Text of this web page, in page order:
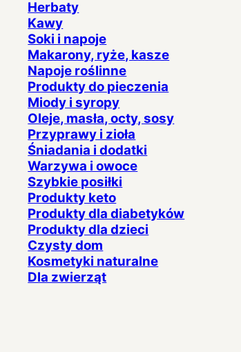
Herbaty
Kawy
Soki i napoje
Makarony, ryże, kasze
Napoje roślinne
Produkty do pieczenia
Miody i syropy
Oleje, masła, octy, sosy
Przyprawy i zioła
Śniadania i dodatki
Warzywa i owoce
Szybkie posiłki
Produkty keto
Produkty dla diabetyków
Produkty dla dzieci
Czysty dom
Kosmetyki naturalne
Dla zwierząt